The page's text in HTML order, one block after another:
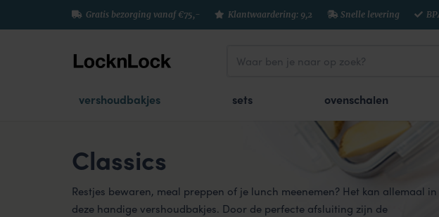
Gratis bezorging vanaf €75,- Klantwaardering: 9,2 Snelle levering
vershoudbakjes sets ovenschalen
Classics
Restjes bewaren, meal preppen of je lunch meenemen? Het kan allemaal in
deze handige vershoudbakjes. Door de perfecte afsluiting zijn de